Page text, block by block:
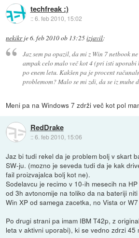
techfreak :)
::6. feb 2010, 15:02
nekikrje6. feb 2010 ob 13:25izjavil:
Jaz sem pa opazil, da mi z Win 7 netbook
ampak celo malo več kot 4 (pri isti uporabi
po enem letu. Kakšen pa je procent
problemom? Malo se mi zdi, da se iz muhe
Meni pa na Windows 7 zdrži več kot pol
RedDrake
::6. feb 2010, 15:06
Jaz bi tudi rekel da je problem bolj v skart
SW-ju. (mozno je seveda tudi da je kak
fail proizvajalca bolj kot ne).
Sodelavcu je recimo v 10-ih mesecih na
od 3h avtonomije na toliko da na bateriji
Win XP od samega zacetka, no Vista or
Po drugi strani pa imam IBM T42p, z
leta v aktivni uporabi), ki se vedno zdrzi 45